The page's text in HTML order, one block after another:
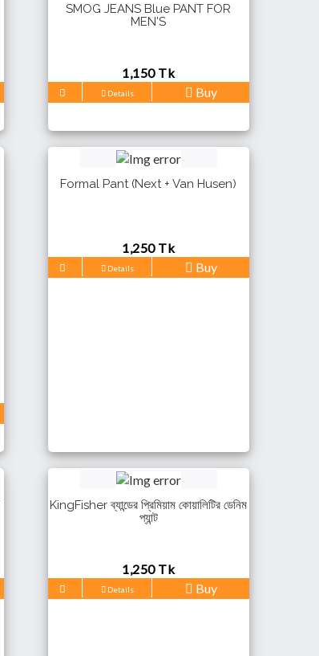
SMOG JEANS Blue PANT FOR
MEN'S
1,150 Tk
Details Buy
Formal Pant (Next + Van Husen)
1,250 Tk
Details Buy
KingFisher ব্যান্ডের প্রিমিয়াম কোয়ালিটির ডেনিম
প্যান্ট
1,250 Tk
Details Buy